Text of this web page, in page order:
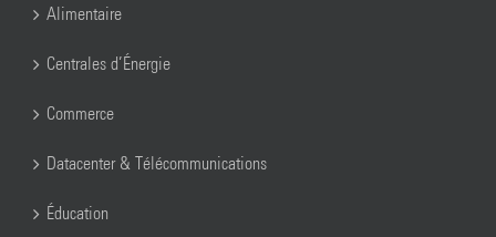
Alimentaire
Centrales d’Énergie
Commerce
Datacenter & Télécommunications
Éducation